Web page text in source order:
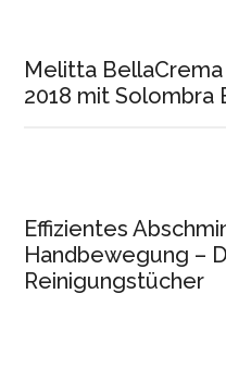
Melitta
2018 mit Solombra
Effizientes
Handbewegung –
Reinigungstücher